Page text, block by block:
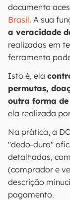
documento
Brasil. A sua
a veracidade
realizadas em
ferramenta
Isto é, ela
permutas,
outra forma
ela realizada
Na prática, a
"dedo-duro"
detalhadas,
(comprador e
descrição
pagamento.